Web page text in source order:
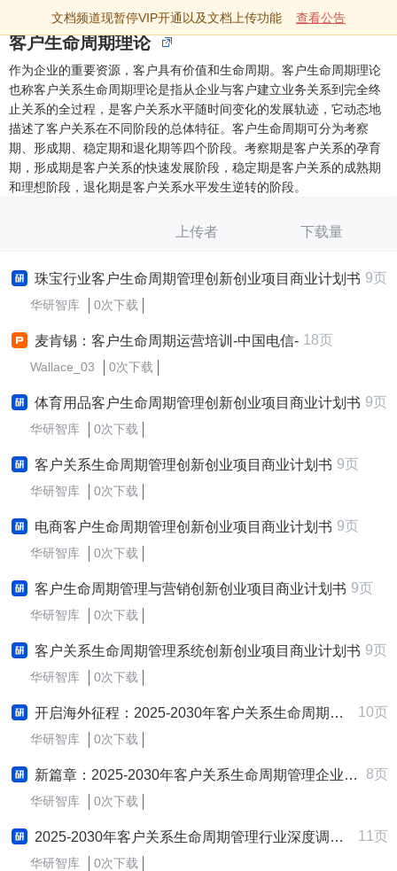
文档频道现暂停VIP开通以及文档上传功能 查看公告
客户生命周期理论
作为企业的重要资源，客户具有价值和生命周期。客户生命周期理论
也称客户关系生命周期理论是指从企业与客户建立业务关系到完全终
止关系的全过程，是客户关系水平随时间变化的发展轨迹，它动态地
描述了客户关系在不同阶段的总体特征。客户生命周期可分为考察
期、形成期、稳定期和退化期等四个阶段。考察期是客户关系的孕育
期，形成期是客户关系的快速发展阶段，稳定期是客户关系的成熟期
和理想阶段，退化期是客户关系水平发生逆转的阶段。
上传者 下载量
珠宝行业客户生命周期管理创新创业项目商业计划书 9页
华研智库 0次下载
麦肯锡：客户生命周期运营培训-中国电信- 18页
Wallace_03 0次下载
体育用品客户生命周期管理创新创业项目商业计划书 9页
华研智库 0次下载
客户关系生命周期管理创新创业项目商业计划书 9页
华研智库 0次下载
电商客户生命周期管理创新创业项目商业计划书 9页
华研智库 0次下载
客户生命周期管理与营销创新创业项目商业计划书 9页
华研智库 0次下载
客户关系生命周期管理系统创新创业项目商业计划书 9页
华研智库 0次下载
开启海外征程：2025-2030年客户关系生命周期管理行业跨境出海战略研究报告 10页
华研智库 0次下载
新篇章：2025-2030年客户关系生命周期管理企业制定与实施新质生产力战略研究报告 8页
华研智库 0次下载
2025-2030年客户关系生命周期管理行业深度调研及发展战略咨询报告 11页
华研智库 0次下载